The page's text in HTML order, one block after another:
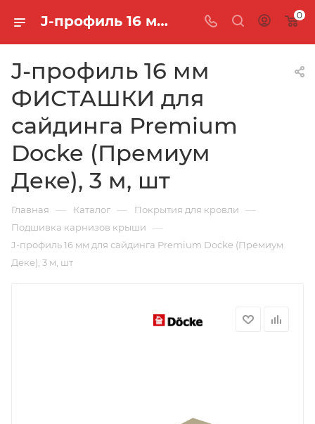
J-профиль 16 мм ФИСТАШКИ для сайдинга Premium Docke (Премиум Деке), 3 м, шт 0
J-профиль 16 мм
ФИСТАШКИ для
сайдинга Premium
Docke (Премиум
Деке), 3 м, шт
Главная — Каталог — Покрытия для кровли —
Подшивка карнизов крыши —
J-профиль 16 мм для сайдинга Premium Docke (Премиум
Деке), 3 м, шт